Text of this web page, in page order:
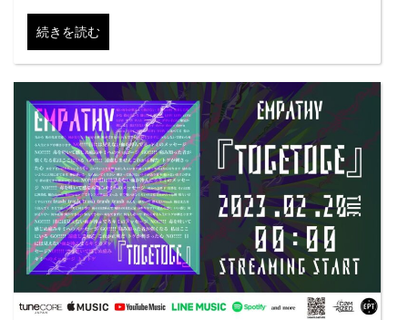
続きを読む